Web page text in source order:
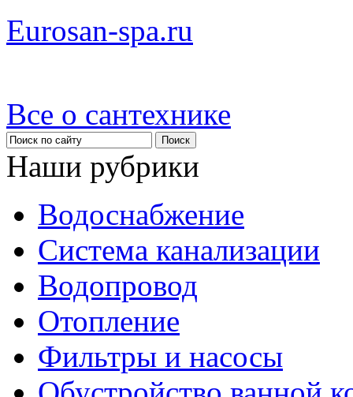
Eurosan-spa.ru
Все о сантехнике
Наши рубрики
Водоснабжение
Система канализации
Водопровод
Отопление
Фильтры и насосы